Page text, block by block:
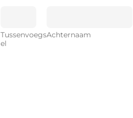
Tussenvoegs
el
Achternaam